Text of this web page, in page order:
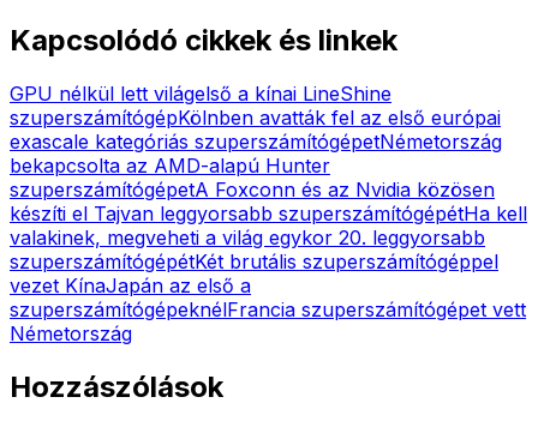
Kapcsolódó cikkek és linkek
GPU nélkül lett világelső a kínai LineShine
szuperszámítógépKölnben avatták fel az első európai
exascale kategóriás szuperszámítógépetNémetország
bekapcsolta az AMD-alapú Hunter
szuperszámítógépetA Foxconn és az Nvidia közösen
készíti el Tajvan leggyorsabb szuperszámítógépétHa kell
valakinek, megveheti a világ egykor 20. leggyorsabb
szuperszámítógépétKét brutális szuperszámítógéppel
vezet KínaJapán az első a
szuperszámítógépeknélFrancia szuperszámítógépet vett
Németország
Hozzászólások